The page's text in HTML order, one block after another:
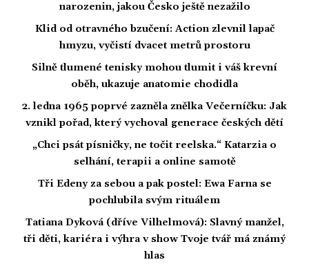
narozenin, jakou Česko ještě nezažilo
Klid od otravného bzučení: Action zlevnil lapač
hmyzu, vyčistí dvacet metrů prostoru
Silně tlumené tenisky mohou tlumit i váš krevní
oběh, ukazuje anatomie chodidla
2. ledna 1965 poprvé zazněla znělka Večerníčku: Jak
vznikl pořad, který vychoval generace českých dětí
„Chci psát písničky, ne točit reelska.“ Katarzia o
selhání, terapii a online samotě
Tři Edeny za sebou a pak postel: Ewa Farna se
pochlubila svým rituálem
Tatiana Dyková (dříve Vilhelmová): Slavný manžel,
tři děti, kariéra i výhra v show Tvoje tvář má známý
hlas